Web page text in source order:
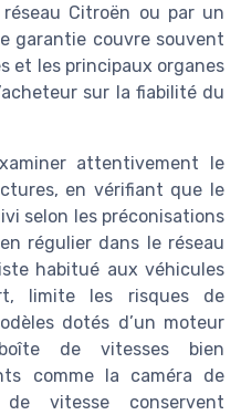
Citroën ou par un
garantie couvre souvent
et les principaux organes
sur la fiabilité du
attentivement le
en vérifiant que le
selon les préconisations
régulier dans le réseau
habitué aux véhicules
limite les risques de
dotés d’un moteur
de vitesses bien
comme la caméra de
vitesse conservent